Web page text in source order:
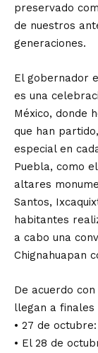
preservado
de nuestros
generaciones.
El gobernador
es una
México, donde
que han
especial en
Puebla, como
altares
Santos,
habitantes
a cabo una
Chignahuapan
De acuerdo
llegan a finales
• 27 de
• El 28 de